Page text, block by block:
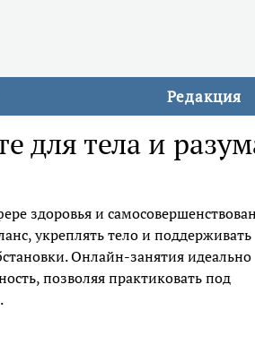
Редакция
для тела и
здоровья и
укреплять тело и поддерживать
Онлайн-занятия идеально
позволяя практиковать под